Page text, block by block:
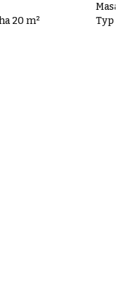
20 m²
Typ